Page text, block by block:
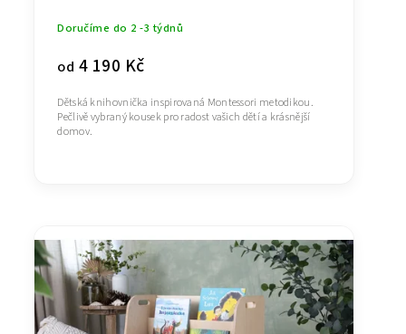
Doručíme do 2 -3 týdnů
od 4 190 Kč
Dětská knihovnička inspirovaná Montessori metodikou.
Pečlivě vybraný kousek pro radost vašich dětí a krásnější
domov.